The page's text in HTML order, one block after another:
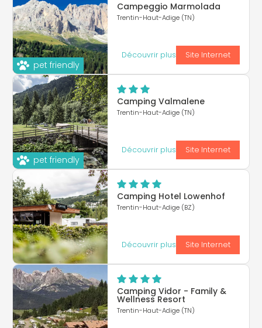
pet friendly
Campeggio Marmolada
Trentin-Haut-Adige (TN)
Découvrir plus Site Internet
pet friendly
Camping Valmalene
Trentin-Haut-Adige (TN)
Découvrir plus Site Internet
Camping Hotel Lowenhof
Trentin-Haut-Adige (BZ)
Découvrir plus Site Internet
Camping Vidor - Family &
Wellness Resort
Trentin-Haut-Adige (TN)